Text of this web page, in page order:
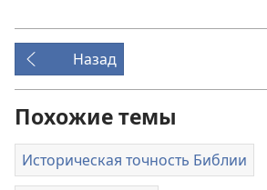
Назад
Похожие темы
Историческая точность Библии